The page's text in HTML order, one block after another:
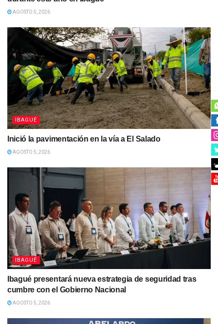
AGOSTO 5, 2026
IBAGUÉ
Inició la pavimentación en la vía a El Salado
AGOSTO 5, 2026
IBAGUÉ
Ibagué presentará nueva estrategia de seguridad tras
cumbre con el Gobierno Nacional
AGOSTO 5, 2026